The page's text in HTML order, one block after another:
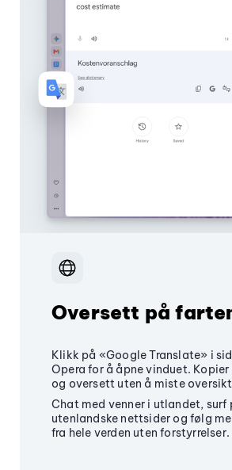
Oversett på
Klikk på «Google Translate» i
Opera for å åpne vinduet. Kopier
og oversett uten å miste
Chat med venner i utlandet, surf
utenlandske nettsider og følg
fra hele verden uten forstyrrelser.